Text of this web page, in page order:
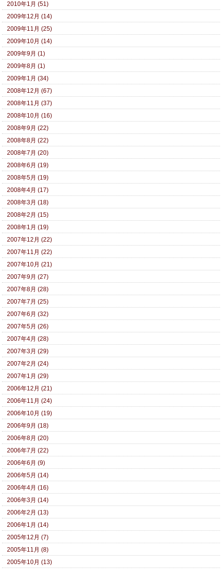
2010年1月 (51)
2009年12月 (14)
2009年11月 (25)
2009年10月 (14)
2009年9月 (1)
2009年8月 (1)
2009年1月 (34)
2008年12月 (67)
2008年11月 (37)
2008年10月 (16)
2008年9月 (22)
2008年8月 (22)
2008年7月 (20)
2008年6月 (19)
2008年5月 (19)
2008年4月 (17)
2008年3月 (18)
2008年2月 (15)
2008年1月 (19)
2007年12月 (22)
2007年11月 (22)
2007年10月 (21)
2007年9月 (27)
2007年8月 (28)
2007年7月 (25)
2007年6月 (32)
2007年5月 (26)
2007年4月 (28)
2007年3月 (29)
2007年2月 (24)
2007年1月 (29)
2006年12月 (21)
2006年11月 (24)
2006年10月 (19)
2006年9月 (18)
2006年8月 (20)
2006年7月 (22)
2006年6月 (9)
2006年5月 (14)
2006年4月 (16)
2006年3月 (14)
2006年2月 (13)
2006年1月 (14)
2005年12月 (7)
2005年11月 (8)
2005年10月 (13)